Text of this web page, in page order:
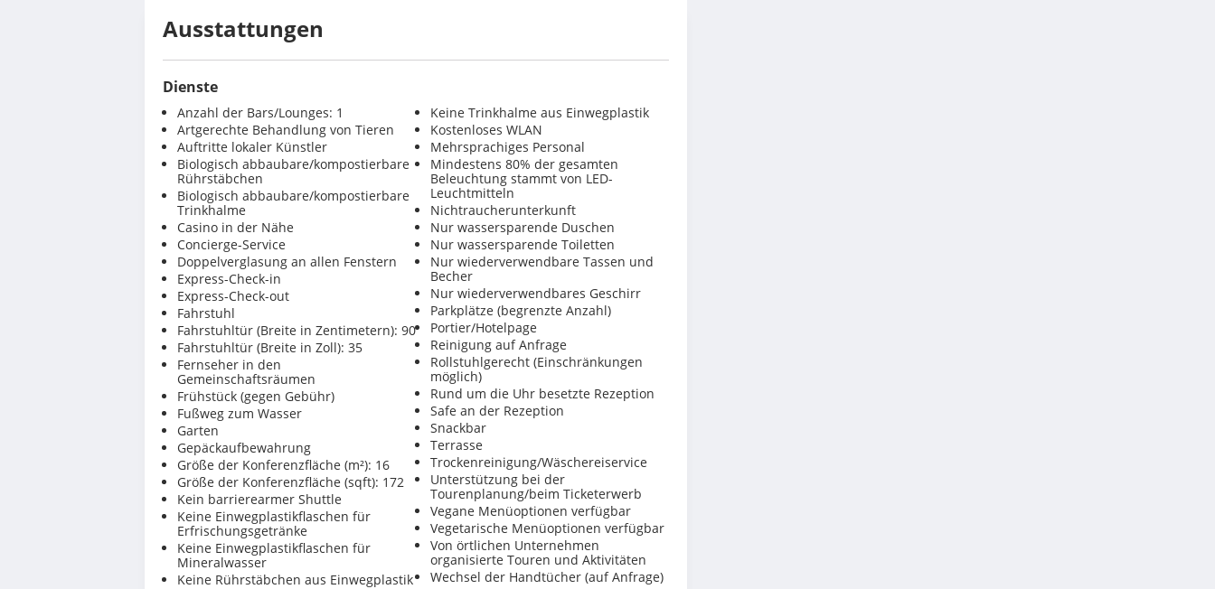
Ausstattungen
Dienste
Anzahl der Bars/Lounges: 1
Artgerechte Behandlung von Tieren
Auftritte lokaler Künstler
Biologisch abbaubare/kompostierbare
Rührstäbchen
Biologisch abbaubare/kompostierbare
Trinkhalme
Casino in der Nähe
Concierge-Service
Doppelverglasung an allen Fenstern
Express-Check-in
Express-Check-out
Fahrstuhl
Fahrstuhltür (Breite in Zentimetern): 90
Fahrstuhltür (Breite in Zoll): 35
Fernseher in den
Gemeinschaftsräumen
Frühstück (gegen Gebühr)
Fußweg zum Wasser
Garten
Gepäckaufbewahrung
Größe der Konferenzfläche (m²): 16
Größe der Konferenzfläche (sqft): 172
Kein barrierearmer Shuttle
Keine Einwegplastikflaschen für
Erfrischungsgetränke
Keine Einwegplastikflaschen für
Mineralwasser
Keine Rührstäbchen aus Einwegplastik
Keine Trinkhalme aus Einwegplastik
Kostenloses WLAN
Mehrsprachiges Personal
Mindestens 80% der gesamten
Beleuchtung stammt von LED-
Leuchtmitteln
Nichtraucherunterkunft
Nur wassersparende Duschen
Nur wassersparende Toiletten
Nur wiederverwendbare Tassen und
Becher
Nur wiederverwendbares Geschirr
Parkplätze (begrenzte Anzahl)
Portier/Hotelpage
Reinigung auf Anfrage
Rollstuhlgerecht (Einschränkungen
möglich)
Rund um die Uhr besetzte Rezeption
Safe an der Rezeption
Snackbar
Terrasse
Trockenreinigung/Wäschereiservice
Unterstützung bei der
Tourenplanung/beim Ticketerwerb
Vegane Menüoptionen verfügbar
Vegetarische Menüoptionen verfügbar
Von örtlichen Unternehmen
organisierte Touren und Aktivitäten
Wechsel der Handtücher (auf Anfrage)